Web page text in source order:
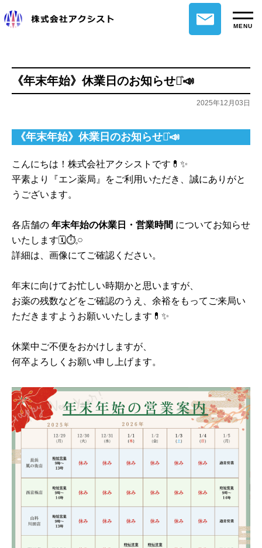
MENU
《年末年始》休業日のお知らせ⋆͛📣
2025年12月03日
《年末年始》休業日のお知らせ⋆͛📣
こんにちは！株式会社アクシストです💊✨
平素より『エン薬局』をご利用いただき、誠にありがと
うございます。
各店舗の 年末年始の休業日・営業時間 についてお知らせ
いたします🗓⏱𓈒𓏸
詳細は、画像にてご確認ください。
年末に向けてお忙しい時期かと思いますが、
お薬の残数などをご確認のうえ、余裕をもってご来局い
ただきますようお願いいたします💊✨
休業中ご不便をおかけしますが、
何卒よろしくお願い申し上げます。